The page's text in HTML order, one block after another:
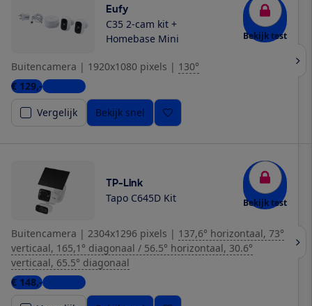
Eufy
C35 2-cam kit +
Homebase Mini
Bekijk test
Buitencamera | 1920x1080 pixels | 130°
€ 129,-5 winkels
Vergelijk
Bekijk snel
TP-Link
Tapo C645D Kit Bekijk test
Buitencamera | 2304x1296 pixels | 137,6° horizontaal, 73°
verticaal, 165,1° diagonaal / 56.5° horizontaal, 30.6°
verticaal, 65.5° diagonaal
€ 148,-3 winkels